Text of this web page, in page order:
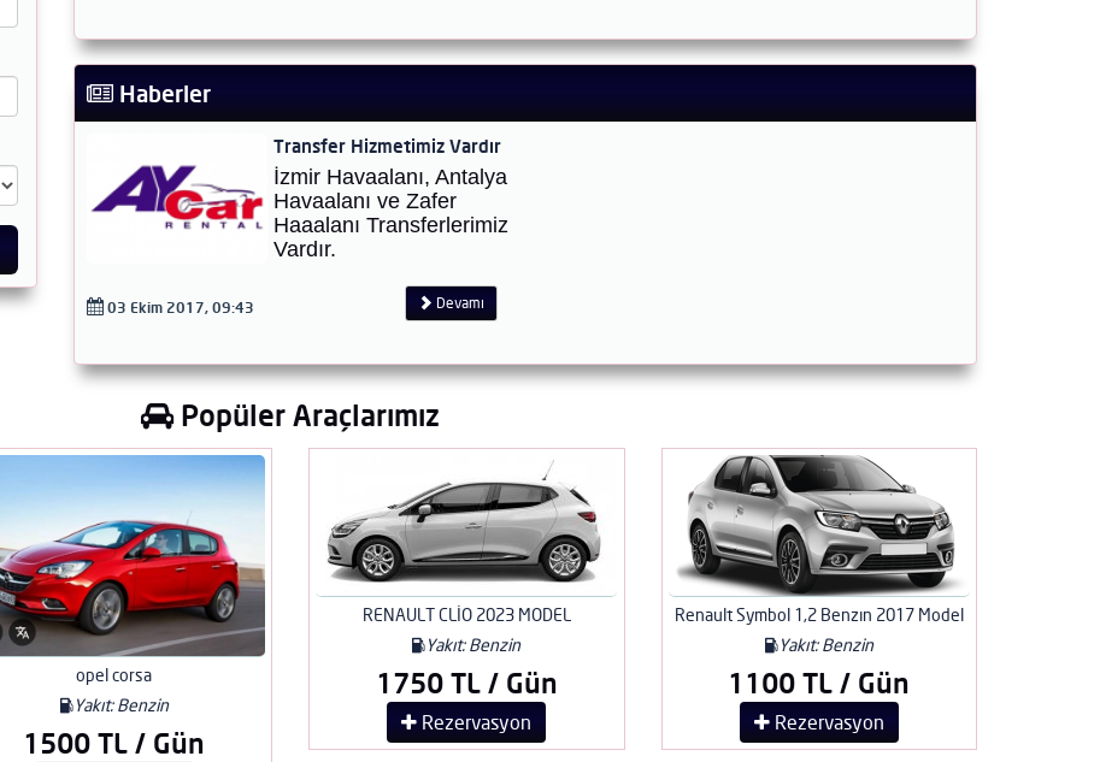
Haberler
Transfer Hizmetimiz Vardır
İzmir Havaalanı, Antalya
Havaalanı ve Zafer
Haaalanı Transferlerimiz
Vardır.
03 Ekim 2017, 09:43 Devamı
Popüler Araçlarımız
opel corsa
Yakıt: Benzin
1500 TL / Gün
RENAULT CLİO 2023 MODEL
Yakıt: Benzin
1750 TL / Gün
Rezervasyon
Renault Symbol 1,2 Benzın 2017 Model
Yakıt: Benzin
1100 TL / Gün
Rezervasyon